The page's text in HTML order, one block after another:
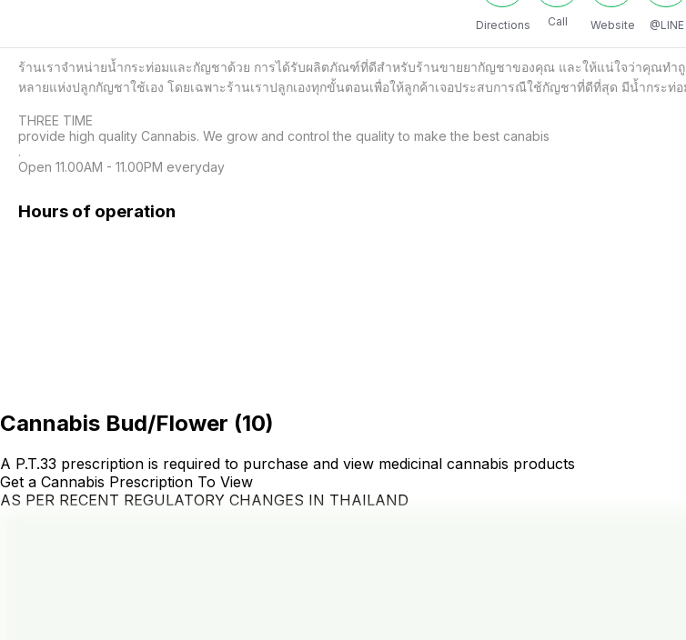
Directions Call Website @LINE
ร้านเราจำหน่ายน้ำกระท่อมและกัญชาด้วย การได้รับผลิตภัณฑ์ที่ดีสำหรับร้านขายยากัญชาของคุณ และให้แน่ใจว่าคุณทำ
หลายแห่งปลูกกัญชาใช้เอง โดยเฉพาะร้านเราปลูกเองทุกขั้นตอนเพื่อให้ลูกค้าเจอประสบการณืใช้กัญชาที่ดีที่สุด มีน้ำกระท่อ
THREE TIME
provide high quality Cannabis. We grow and control the quality to make the best canabis
.
Open 11.00AM - 11.00PM everyday
Hours of operation
Cannabis Bud/Flower (10)
A P.T.33 prescription is required to purchase and view medicinal cannabis products
Get a Cannabis Prescription To View
AS PER RECENT REGULATORY CHANGES IN THAILAND